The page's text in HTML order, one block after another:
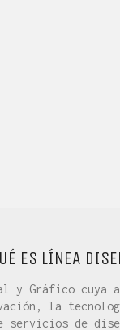
ES LÍNEA
y Gráfico
la
servicios de